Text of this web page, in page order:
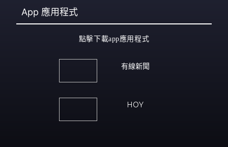
App 應用程式
點擊下載app應用程式
有線新聞
HOY